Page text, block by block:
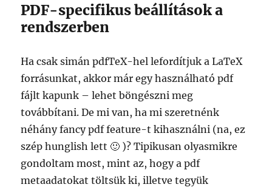
PDF-specifikus beállítások a
rendszerben
Ha csak simán pdfTeX-hel lefordítjuk a LaTeX
forrásunkat, akkor már egy használható pdf
fájlt kapunk – lehet böngészni meg
továbbítani. De mi van, ha mi szeretnénk
néhány fancy pdf feature-t kihasználni (na, ez
szép hunglish lett 🙂 )? Tipikusan olyasmikre
gondoltam most, mint az, hogy a pdf
metaadatokat töltsük ki, illetve tegyük